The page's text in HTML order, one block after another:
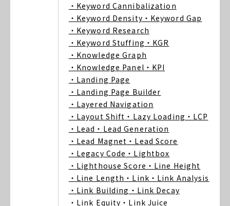
・Keyword Cannibalization
・Keyword Density ・Keyword Gap
・Keyword Research
・Keyword Stuffing ・KGR
・Knowledge Graph
・Knowledge Panel ・KPI
・Landing Page
・Landing Page Builder
・Layered Navigation
・Layout Shift ・Lazy Loading ・LCP
・Lead ・Lead Generation
・Lead Magnet ・Lead Score
・Legacy Code ・Lightbox
・Lighthouse Score ・Line Height
・Line Length ・Link ・Link Analysis
・Link Building ・Link Decay
・Link Equity ・Link Juice